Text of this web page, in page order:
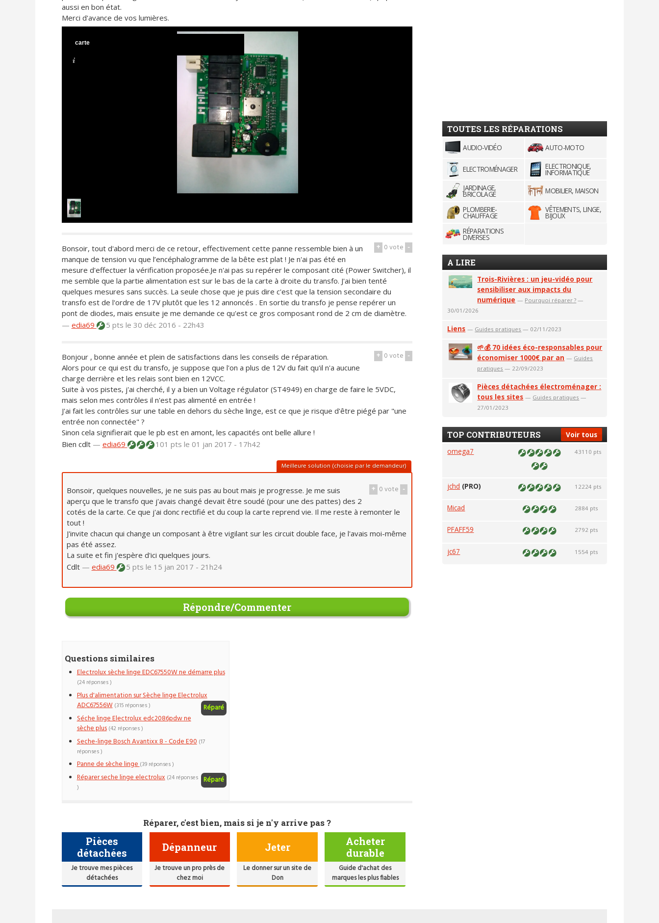
aussi en bon état.
Merci d'avance de vos lumières.
carte
+ 0vote -
Bonsoir, tout d'abord merci de ce retour, effectivement cette panne ressemble bien à un
manque de tension vu que l’encéphalogramme de la bête est plat ! Je n'ai pas été en
mesure d'effectuer la vérification proposée.Je n'ai pas su repérer le composant cité (Power Switcher), il
me semble que la partie alimentation est sur le bas de la carte à droite du transfo. J'ai bien tenté
quelques mesures sans succès. La seule chose que je puis dire c'est que la tension secondaire du
transfo est de l'ordre de 17V plutôt que les 12 annoncés . En sortie du transfo je pense repérer un
pont de diodes, mais ensuite je me demande ce qu'est ce gros composant rond de 2 cm de diamètre.
— edia69 5 pts le 30 déc 2016 - 22h43
+ 0vote -
Bonjour , bonne année et plein de satisfactions dans les conseils de réparation.
Alors pour ce qui est du transfo, je suppose que l'on a plus de 12V du fait qu'il n'a aucune
charge derrière et les relais sont bien en 12VCC.
Suite à vos pistes, j'ai cherché, il y a bien un Voltage régulator (ST4949) en charge de faire le 5VDC,
mais selon mes contrôles il n'est pas alimenté en entrée !
J'ai fait les contrôles sur une table en dehors du sèche linge, est ce que je risque d'être piégé par "une
entrée non connectée" ?
Sinon cela signifierait que le pb est en amont, les capacités ont belle allure !
Bien cdlt — edia69 101 pts le 01 jan 2017 - 17h42
Meilleure solution (choisie par le demandeur)
+ 0vote -
Bonsoir, quelques nouvelles, je ne suis pas au bout mais je progresse. Je me suis
aperçu que le transfo que j'avais changé devait être soudé (pour une des pattes) des 2
cotés de la carte. Ce que j'ai donc rectifié et du coup la carte reprend vie. Il me reste à remonter le
tout !
J'invite chacun qui change un composant à être vigilant sur les circuit double face, je l'avais moi-même
pas été assez.
La suite et fin j'espère d'ici quelques jours.
Cdlt — edia69 5 pts le 15 jan 2017 - 21h24
Répondre/Commenter
Questions similaires
Electrolux sèche linge EDC67550W ne démarre plus
(24 réponses )
Plus d'alimentation sur Sèche linge Electrolux
ADC67556W
Réparé
(315 réponses )
Séche linge Electrolux edc2086pdw ne
sèche plus (42 réponses )
Seche-linge Bosch Avantixx 8 - Code E90 (17
réponses )
Panne de sèche linge(39 réponses )
Réparer seche linge electrolux Réparé
(24 réponses
)
Réparer, c'est bien, mais si je n'y arrive pas ?
Pièces
détachées
Je trouve mes pièces
détachées
Dépanneur
Je trouve un pro près de
chez moi
Jeter
Le donner sur un site de
Don
Acheter
durable
Guide d'achat des
marques les plus fiables
TOUTES LES RÉPARATIONS
AUDIO-VIDÉO AUTO-MOTO
ELECTROMÉNAGER ELECTRONIQUE,
INFORMATIQUE
JARDINAGE,
BRICOLAGE
MOBILIER, MAISON
PLOMBERIE-
CHAUFFAGE
VÊTEMENTS, LINGE,
BIJOUX
RÉPARATIONS
DIVERSES
A LIRE
Trois-Rivières : un jeu-vidéo pour
sensibiliser aux impacts du
numérique — Pourquoi réparer ? —
30/01/2026
Liens — Guides pratiques — 02/11/2023
🌱💰 70 idées éco-responsables pour
économiser 1000€ par an — Guides
pratiques — 22/09/2023
Pièces détachées électroménager :
tous les sites — Guides pratiques —
27/01/2023
Voir tous
TOP CONTRIBUTEURS
omega7 43110 pts
jchd (PRO) 12224 pts
Micad 2884 pts
PFAFF59 2792 pts
jc67 1554 pts